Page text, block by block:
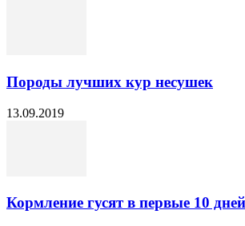
Породы лучших кур несушек
13.09.2019
Кормление гусят в первые 10